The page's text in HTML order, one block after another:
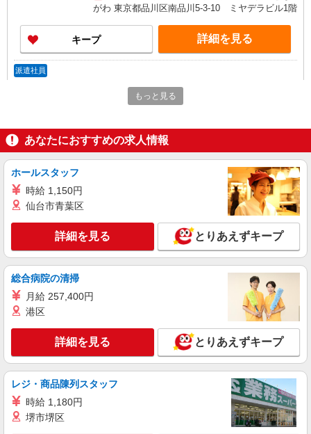
の雇用契約者に限る
がわ 東京都品川区南品川5-3-10 ミヤデラビル1階
キープ 詳細を見る
派遣社員
株式会社トラストグロース 新宿本社 第2営業部
デイサービスでの介護士
る
東京都品川区
キープ 詳細を見る
派遣社員
株式会社トラストグロース 新宿本社 第2営業部
有料老人ホームでの介護士
時給：1300円〜1500円 ※資格や経験などによ
詳細を見る
パート 派遣社員
日研トータルソーシング株式会社 メディカルケア事業部/新宿オフィ
未経験・無資格OKの介護スタッフ
時給1,500円〜1,650円 ★週払いOK（規定あ
もっと見る
あなたにおすすめの求人情報
ホールスタッフ
時給 1,150円
仙台市青葉区
詳細を見る とりあえずキープ
総合病院の清掃
月給 257,400円
港区
詳細を見る とりあえずキープ
レジ・商品陳列スタッフ
時給 1,180円
堺市堺区